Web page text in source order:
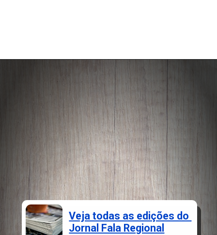
Veja todas as edições do
Jornal Fala Regional